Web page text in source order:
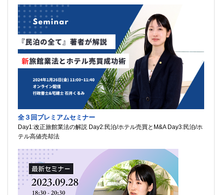
全３回プレミアムセミナー
Day1:改正旅館業法の解説 Day2:民泊/ホテル売買とM&A Day3:民泊/ホ
テル高値売却法